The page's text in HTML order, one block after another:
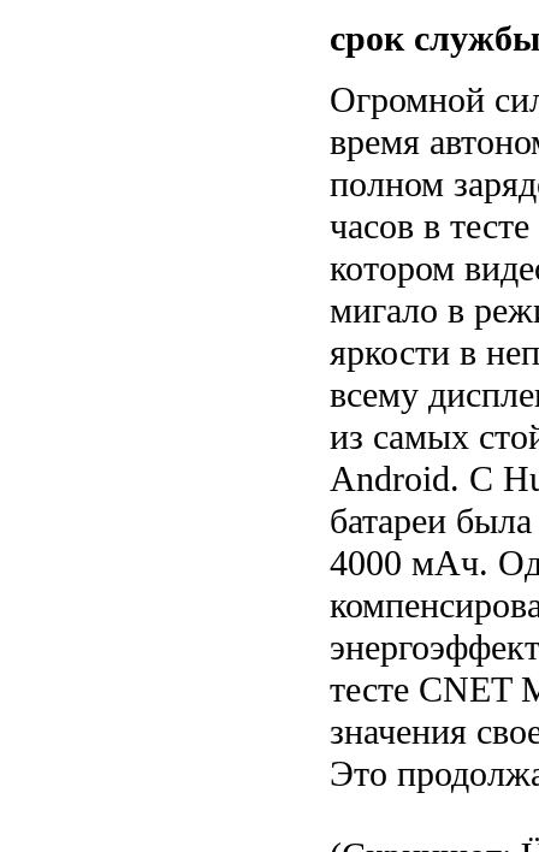
срок
Огромной
время
полном
часов в
котором
мигало в
яркости в
всему
из самых
Android. С
батареи
4000 мАч.
тесте CNET
значения
Это